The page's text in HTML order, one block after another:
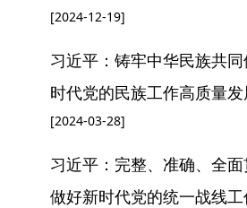
[2024-12-19]
习近平：铸牢中华民族共
时代党的民族工作高质量发
[2024-03-28]
习近平：完整、准确、全
做好新时代党的统一战线